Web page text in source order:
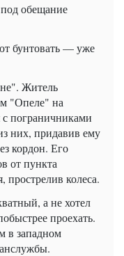
обещание
бунтовать — уже
Житель
"Опеле" на
с пограничниками
них, придавив ему
кордон. Его
от пункта
колеса.
а не хотел
проехать.
в западном